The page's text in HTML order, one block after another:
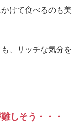
けて食べるのも美
、リッチな気分を
しそう・・・